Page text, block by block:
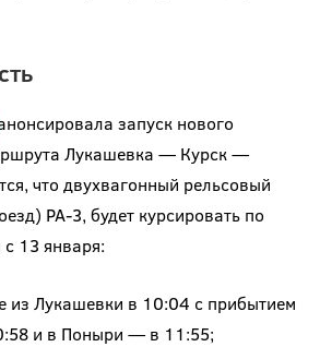
запуск нового
Лукашевка — Курск —
что двухвагонный рельсовый
РА-3, будет курсировать по
13 января:
из Лукашевки в 10:04 с прибытием
и в Поныри — в 11:55;